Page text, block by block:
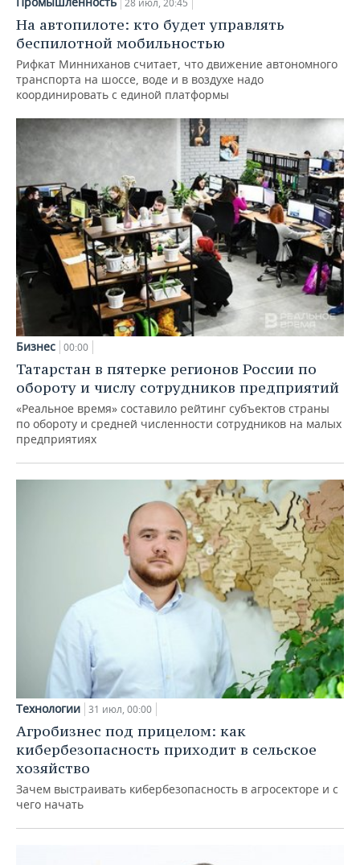
На автопилоте: кто будет управлять
беспилотной мобильностью
Рифкат Минниханов считает, что движение автономного
транспорта на шоссе, воде и в воздухе надо
координировать с единой платформы
Бизнес 00:00
Татарстан в пятерке регионов России по
обороту и числу сотрудников предприятий
«Реальное время» составило рейтинг субъектов страны
по обороту и средней численности сотрудников на малых
предприятиях
Технологии 31 июл, 00:00
Агробизнес под прицелом: как
кибербезопасность приходит в сельское
хозяйство
Зачем выстраивать кибербезопасность в агросекторе и с
чего начать